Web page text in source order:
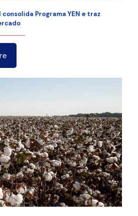
Programa YEN e traz